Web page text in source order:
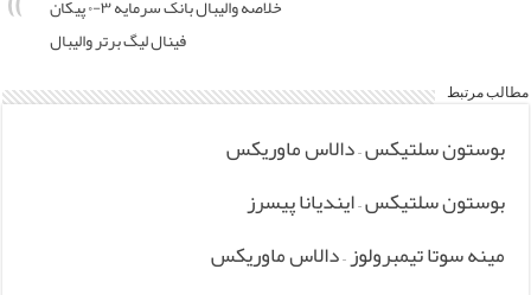
خلاصه والیبال بانک سرمایه ۳-۰ پیکان
فینال لیگ برتر والیبال
مطالب مرتبط
بوستون سلتیکس – دالاس ماوریکس
بوستون سلتیکس – ایندیانا پیسرز
مینه سوتا تیمبرولوز – دالاس ماوریکس